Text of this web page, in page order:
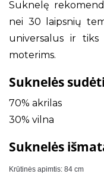
Suknelę
nei 30 laipsnių
universalus ir tiks
moterims.
Suknelės
70% akrilas
30% vilna
Suknelės
Krūtinės apimtis: 84 cm